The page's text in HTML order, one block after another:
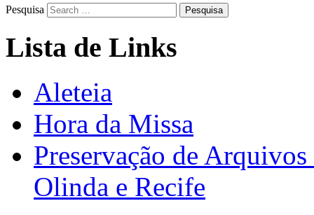
Pesquisa
Lista de Links
Aleteia
Hora da Missa
Preservação de
Olinda e Recife